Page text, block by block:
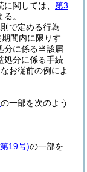
関しては、 第3
。
で定める行為
間内に限りす
分に係る当該届
処分に係る手続
お従前の例によ
の一部を次のよう
19号)の一部を